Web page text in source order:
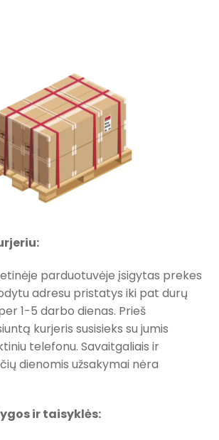
parduotuvėje įsigytas prekes
adresu pristatys iki pat durų
1-5 darbo dienas. Prieš
kurjeris susisieks su jumis
telefonu. Savaitgaliais ir
dienomis užsakymai nėra
ir taisyklės: